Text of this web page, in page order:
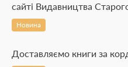
сайті Видавництва
Новина
Доставляємо книги за